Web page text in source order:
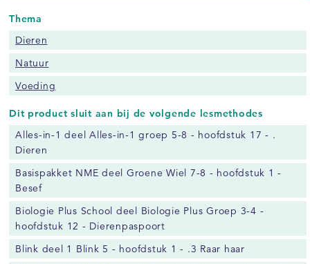
Thema
Dieren
Natuur
Voeding
Dit product sluit aan bij de volgende lesmethodes
Alles-in-1 deel Alles-in-1 groep 5-8 - hoofdstuk 17 - .
Dieren
Basispakket NME deel Groene Wiel 7-8 - hoofdstuk 1 -
Besef
Biologie Plus School deel Biologie Plus Groep 3-4 -
hoofdstuk 12 - Dierenpaspoort
Blink deel 1 Blink 5 - hoofdstuk 1 - .3 Raar haar